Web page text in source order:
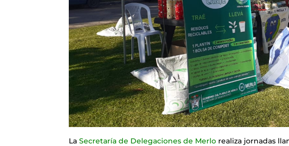
LaSecretaría de Delegaciones de Merlo realiza jornadas